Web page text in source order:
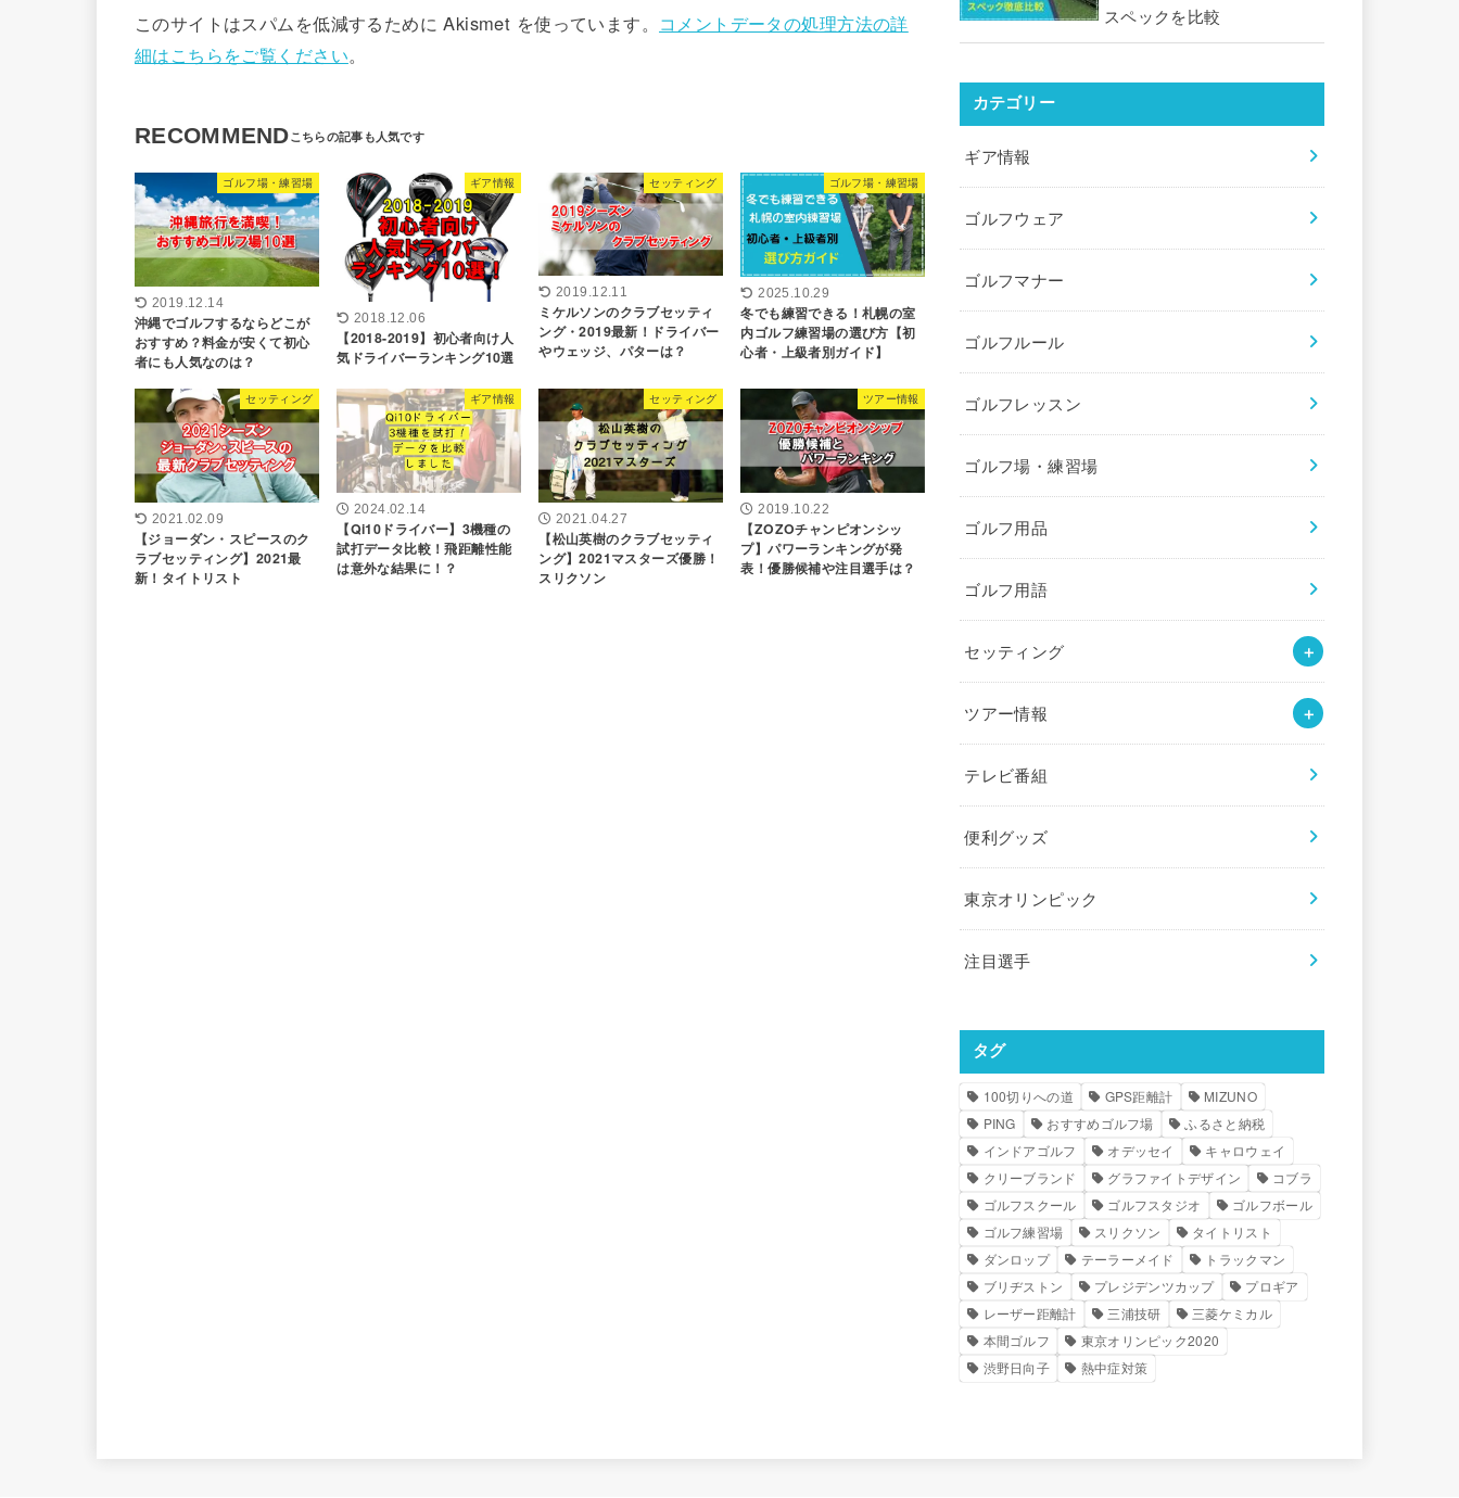
このサイトはスパムを低減するために Akismet を使っています。 コメントデータの処理方法の詳
細はこちらをご覧ください。
RECOMMEND
ゴルフ場・練習場
2019.12.14
沖縄でゴルフするならどこが
おすすめ？料金が安くて初心
者にも人気なのは？
ギア情報
2018.12.06
【2018-2019】初心者向け人
気ドライバーランキング10選
セッティング
2019.12.11
ミケルソンのクラブセッティ
ング・2019最新！ドライバー
やウェッジ、パターは？
ゴルフ場・練習場
2025.10.29
冬でも練習できる！札幌の室
内ゴルフ練習場の選び方【初
心者・上級者別ガイド】
セッティング
2021.02.09
【ジョーダン・スピースのク
ラブセッティング】2021最
新！タイトリスト
ギア情報
2024.02.14
【Qi10ドライバー】3機種の
試打データ比較！飛距離性能
は意外な結果に！？
セッティング
2021.04.27
【松山英樹のクラブセッティ
ング】2021マスターズ優勝！
スリクソン
ツアー情報
2019.10.22
【ZOZOチャンピオンシッ
プ】パワーランキングが発
表！優勝候補や注目選手は？
スペックを比較
カテゴリー
ギア情報
ゴルフウェア
ゴルフマナー
ゴルフルール
ゴルフレッスン
ゴルフ場・練習場
ゴルフ用品
ゴルフ用語
セッティング
ツアー情報
テレビ番組
便利グッズ
東京オリンピック
注目選手
タグ
100切りへの道 GPS距離計
MIZUNO
PING
おすすめゴルフ場
ふるさと納税
インドアゴルフ
オデッセイ
キャロウェイ
クリーブランド
グラファイトデザイン
コブラ
ゴルフスクール
ゴルフスタジオ
ゴルフボール
ゴルフ練習場
スリクソン
タイトリスト
ダンロップ
テーラーメイド
トラックマン
ブリヂストン
プレジデンツカップ
プロギア
レーザー距離計
三浦技研
三菱ケミカル
本間ゴルフ
東京オリンピック2020
渋野日向子
熱中症対策